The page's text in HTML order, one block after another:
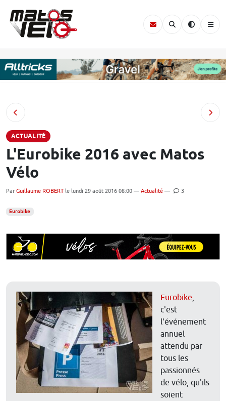
ACTUALITÉ
L'Eurobike 2016 avec Matos
Vélo
Par Guillaume ROBERT le lundi 29 août 2016 08:00 — Actualité — 3
Eurobike
Eurobike,
c'est
l'événement
annuel
attendu par
tous les
passionnés
de vélo, qu'ils
soient